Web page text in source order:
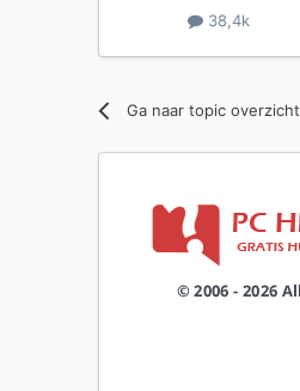
38,4k
Ga naar topic overzicht